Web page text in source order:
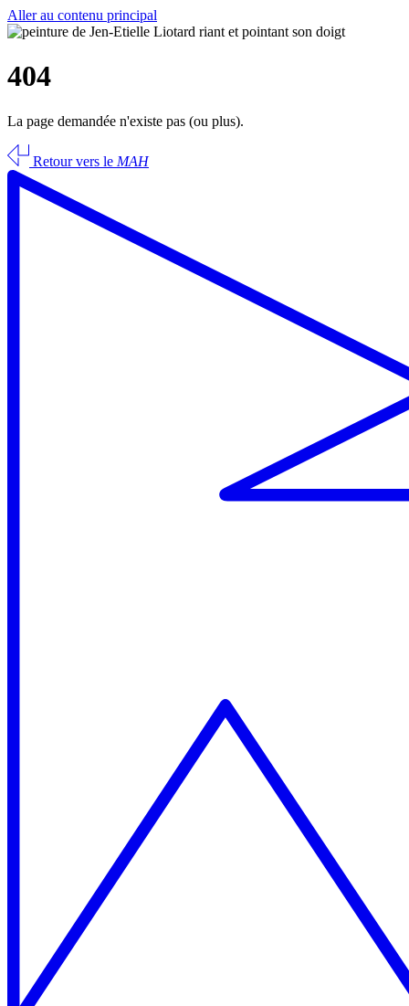
Aller au contenu principal
404
La page demandée n'existe pas (ou plus).
Retour vers le MAH